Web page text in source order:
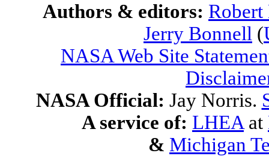
Authors & editors:
Jerry Bonnell (
NASA Web Site
NASA Official: Jay Norris.
A service of: LHEA at
& Michigan